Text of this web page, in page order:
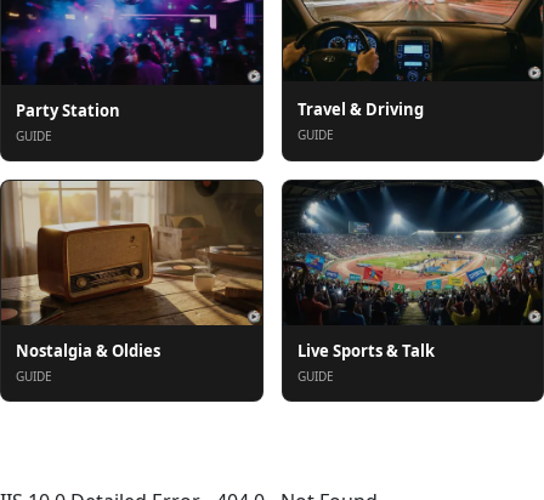
Party Station
GUIDE
Travel & Driving
GUIDE
Nostalgia & Oldies
GUIDE
Live Sports & Talk
GUIDE